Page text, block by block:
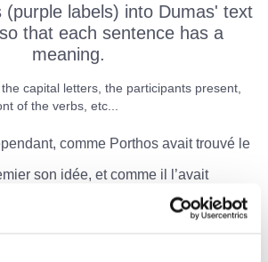
(purple labels) into Dumas' text
that each sentence has a
meaning.
capital letters, the participants present,
of the verbs, etc...
comme Porthos avait trouvé le
son idée, et comme il l’avait
avec persistance, il fut le